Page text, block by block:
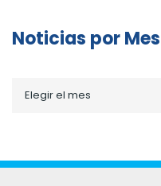
Noticias por Mes
porElegir el mes